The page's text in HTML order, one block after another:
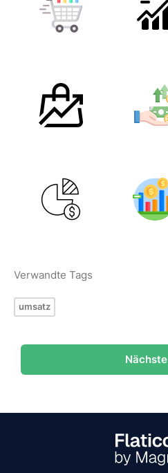
Verwandte Tags
umsatz
Nächste